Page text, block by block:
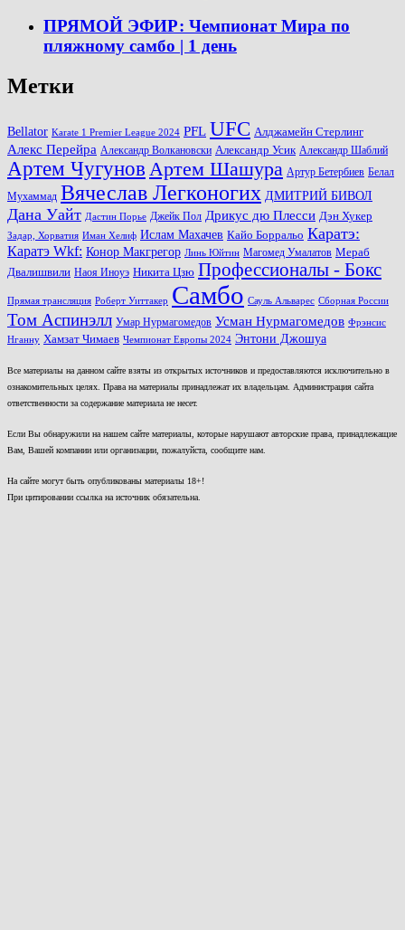
ПРЯМОЙ ЭФИР: Чемпионат Мира по
пляжному самбо | 1 день
Метки
Bellator Karate 1 Premier League 2024 PFL UFC Алджамейн Стерлинг
Алекс Перейра Александр Волкановски Александр Усик Александр Шаблий
Артем Чугунов Артем Шашура Артур Бетербиев Белал
Мухаммад Вячеслав Легконогих ДМИТРИЙ БИВОЛ
Дана Уайт Дастин Порье Джейк Пол Дрикус дю Плесси Дэн Хукер
Задар, Хорватия Иман Хелиф Ислам Махачев Кайо Борральо Каратэ:
Каратэ Wkf: Конор Макгрегор Линь Юйтин Магомед Умалатов Мераб
Двалишвили Наоя Иноуэ Никита Цзю Профессионалы - Бокс
Прямая трансляция Роберт Уиттакер Самбо Сауль Альварес Сборная России
Том Аспинэлл Умар Нурмагомедов Усман Нурмагомедов Фрэнсис
Нганну Хамзат Чимаев Чемпионат Европы 2024 Энтони Джошуа
Все материалы на данном сайте взяты из открытых источников и предоставляются исключительно в
ознакомительных целях. Права на материалы принадлежат их владельцам. Администрация сайта
ответственности за содержание материала не несет.
Если Вы обнаружили на нашем сайте материалы, которые нарушают авторские права, принадлежащие
Вам, Вашей компании или организации, пожалуйста, сообщите нам.
На сайте могут быть опубликованы материалы 18+!
При цитировании ссылка на источник обязательна.